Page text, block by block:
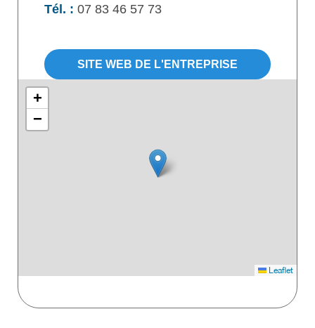
Tél. : 07 83 46 57 73
SITE WEB DE L'ENTREPRISE
+
−
Leaflet